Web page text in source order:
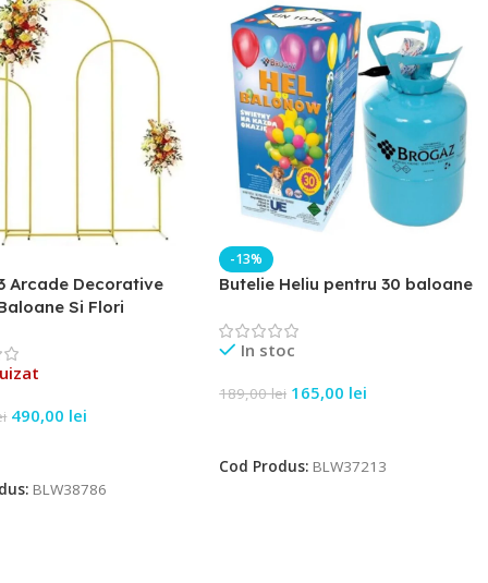
Arcade Decorative
Si Flori
490,00 lei
BLW38786
-13%
Butelie Heliu pentru 30 baloane
In stoc
189,00lei 165,00 lei
Cod Produs: BLW37213